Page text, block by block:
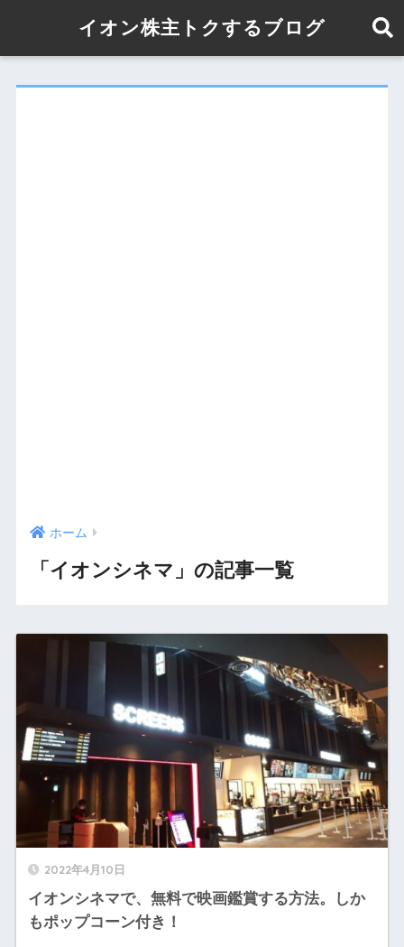
イオン株主トクするブログ
ホーム
「イオンシネマ」の記事一覧
2022年4月10日
イオンシネマで、無料で映画鑑賞する方法。しか
もポップコーン付き！